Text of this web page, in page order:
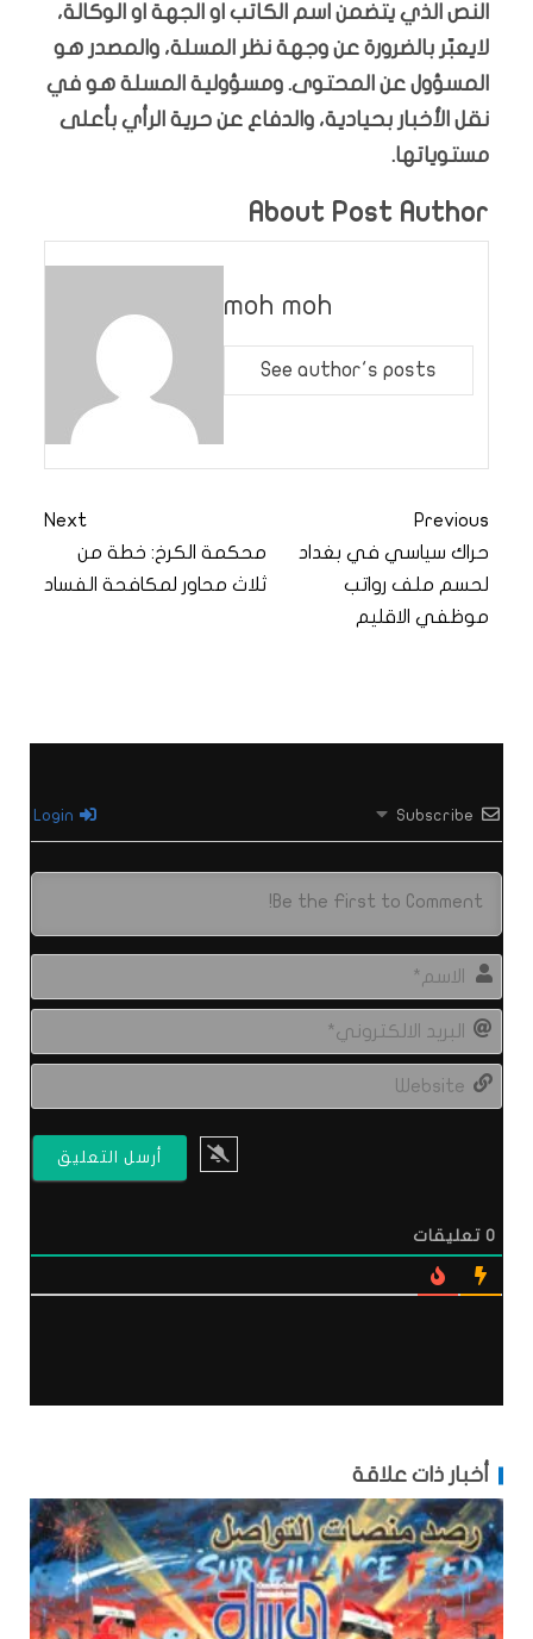
النص الذي يتضمن اسم الكاتب او الجهة او الوكالة،
لايعبّر بالضرورة عن وجهة نظر المسلة، والمصدر هو
المسؤول عن المحتوى. ومسؤولية المسلة هو في
نقل الأخبار بحيادية، والدفاع عن حرية الرأي بأعلى
مستوياتها.
About Post Author
moh moh
See author's posts
Previous
حراك سياسي في بغداد
لحسم ملف رواتب
موظفي الاقليم
Next
محكمة الكرخ: خطة من
ثلاث محاور لمكافحة الفساد
Subscribe
0 تعليقات
أخبار ذات علاقة